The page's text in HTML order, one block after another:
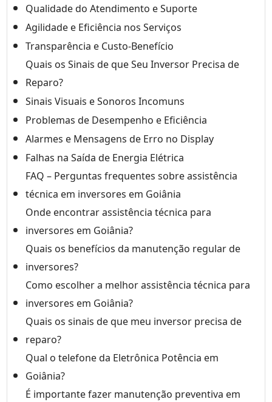
Qualidade do Atendimento e Suporte
Agilidade e Eficiência nos Serviços
Transparência e Custo-Benefício
Quais os Sinais de que Seu Inversor Precisa de
Reparo?
Sinais Visuais e Sonoros Incomuns
Problemas de Desempenho e Eficiência
Alarmes e Mensagens de Erro no Display
Falhas na Saída de Energia Elétrica
FAQ – Perguntas frequentes sobre assistência
técnica em inversores em Goiânia
Onde encontrar assistência técnica para
inversores em Goiânia?
Quais os benefícios da manutenção regular de
inversores?
Como escolher a melhor assistência técnica para
inversores em Goiânia?
Quais os sinais de que meu inversor precisa de
reparo?
Qual o telefone da Eletrônica Potência em
Goiânia?
É importante fazer manutenção preventiva em